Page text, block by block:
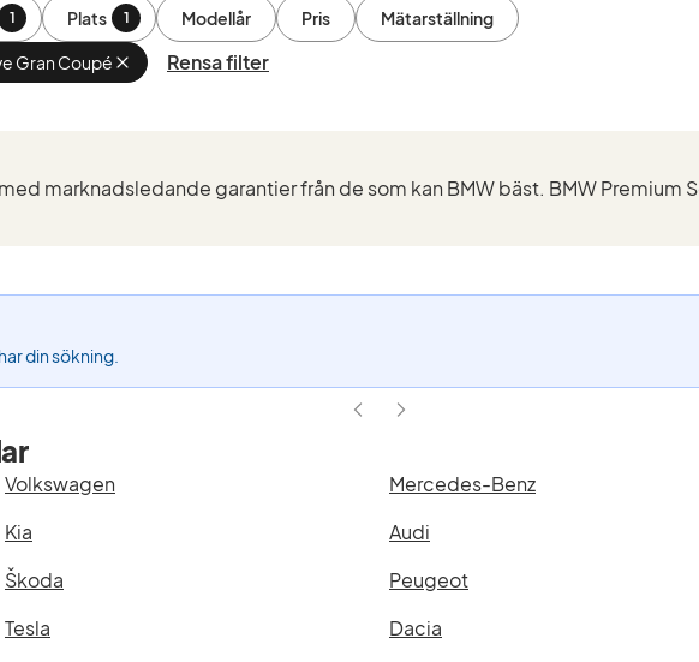
1 Plats 1 Modellår Pris Mätarställning
Gran Coupé Ta
bort
Gran
Rensa filter
din sökning.
Volkswagen Mercedes-Benz
Kia Audi
Škoda Peugeot
Tesla Dacia